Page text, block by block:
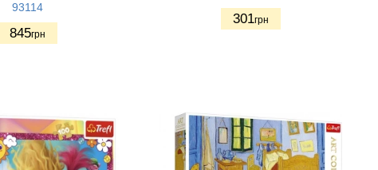
93114
845грн
301грн